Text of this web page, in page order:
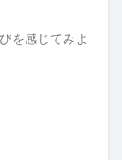
を感じてみよ